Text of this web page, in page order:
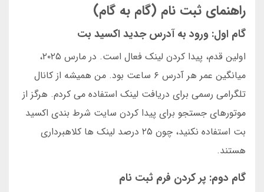
راهنمای ثبت نام (گام به گام)
گام اول: ورود به آدرس جدید اکسید بت
اولین قدم، پیدا کردن لینک فعال است. در مارس ۲۰۲۵،
میانگین عمر هر آدرس ۶ ساعت بود. من همیشه از کانال
تلگرامی رسمی برای دریافت لینک استفاده می کردم. هرگز از
موتورهای جستجو برای پیدا کردن سایت شرط بندی اکسید
بت استفاده نکنید، چون ۲۵ درصد لینک ها کلاهبرداری
هستند.
گام دوم: پر کردن فرم ثبت نام